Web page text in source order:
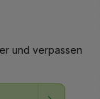
und verpassen